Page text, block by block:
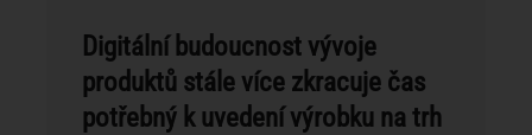
Digitální budoucnost vývoje
produktů stále více zkracuje čas
potřebný k uvedení výrobku na trh